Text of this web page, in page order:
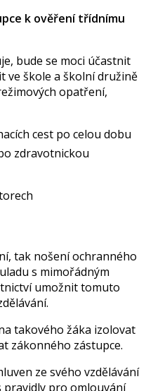
k ověření třídnímu
bude se moci účastnit
ve škole a školní družině
opatření,
cest po celou dobu
zdravotnickou
tak nošení ochranného
s mimořádným
umožnit tomuto
takového žáka izolovat
zákonného zástupce.
ze svého vzdělávání
pravidly pro omlouvání